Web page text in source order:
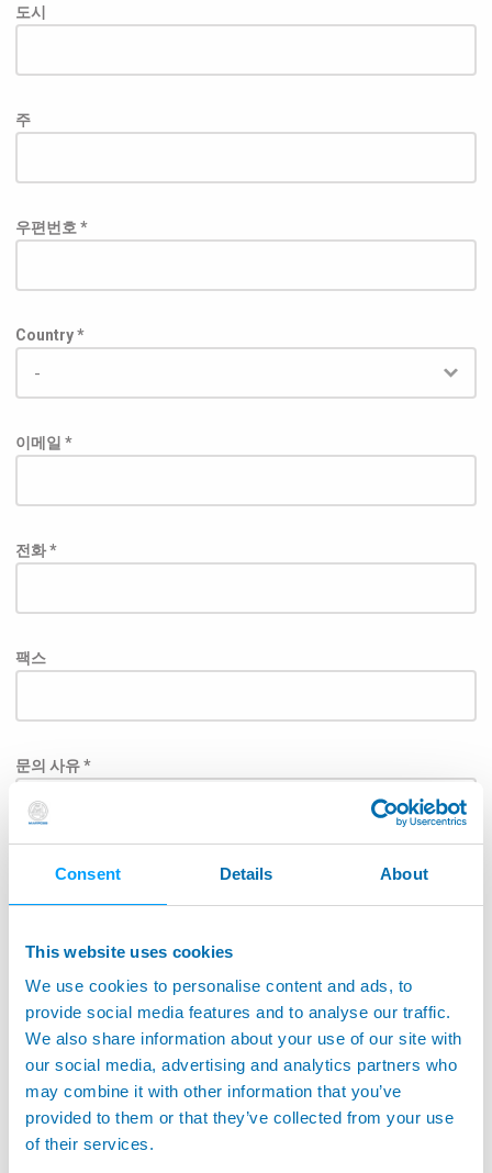
Consent Details About
This website uses cookies
We use cookies to personalise content and ads, to
provide social media features and to analyse our traffic.
We also share information about your use of our site with
our social media, advertising and analytics partners who
may combine it with other information that you’ve
provided to them or that they’ve collected from your use
of their services.
도시
주
우편번호 *
Country *
이메일 *
전화 *
팩스
문의 사유 *
Subject
담당자에게 직접 메시지가 전달될 수 있도록 아래 목록에
서 응용 분야를 선택하여 주십시오.: *
항공우주
공작기계어플리케이션
공작기계 모니터링